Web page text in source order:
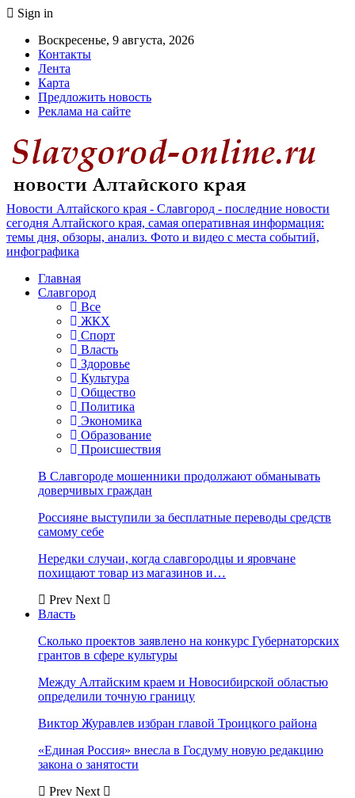
Sign in
Воскресенье, 9 августа, 2026
Контакты
Лента
Карта
Предложить новость
Реклама на сайте
Новости Алтайского края - Славгород - последние новости
сегодня Алтайского края, самая оперативная информация:
темы дня, обзоры, анализ. Фото и видео с места событий,
инфографика
Главная
Славгород
Все
ЖКХ
Спорт
Власть
Здоровье
Культура
Общество
Политика
Экономика
Образование
Происшествия
В Славгороде мошенники продолжают обманывать
доверчивых граждан
Россияне выступили за бесплатные переводы средств
самому себе
Нередки случаи, когда славгородцы и яровчане
похищают товар из магазинов и…
Prev Next
Власть
Сколько проектов заявлено на конкурс Губернаторских
грантов в сфере культуры
Между Алтайским краем и Новосибирской областью
определили точную границу
Виктор Журавлев избран главой Троицкого района
«Единая Россия» внесла в Госдуму новую редакцию
закона о занятости
Prev Next